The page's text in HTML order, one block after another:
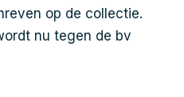
op de collectie.
nu tegen de bv